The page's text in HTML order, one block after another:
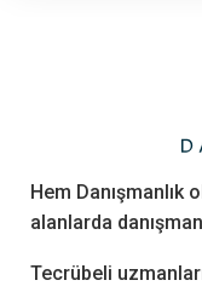
Hem Danışmanlık
alanlarda
Tecrübeli